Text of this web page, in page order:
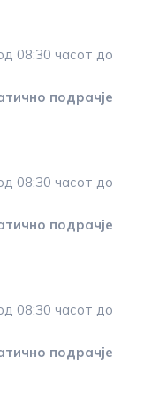
08:30 часот до
подрачје
08:30 часот до
подрачје
08:30 часот до
подрачје